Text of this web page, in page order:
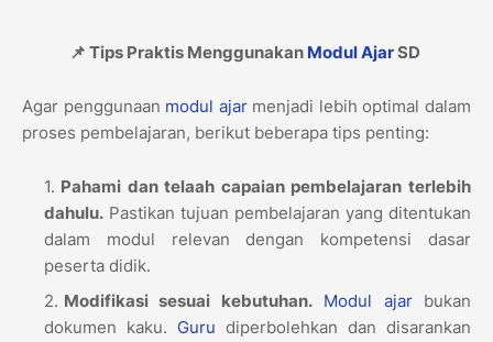
📌 Tips Praktis Menggunakan Modul AjarSD
Agar penggunaan modul ajarmenjadi lebih optimal dalam
proses pembelajaran, berikut beberapa tips penting:
Pahami dan telaah capaian pembelajaran terlebih
dahulu. Pastikan tujuan pembelajaran yang ditentukan
dalam modul relevan dengan kompetensi dasar
peserta didik.
Modifikasi sesuai kebutuhan. Modul ajarbukan
dokumen kaku. Guru diperbolehkan dan disarankan